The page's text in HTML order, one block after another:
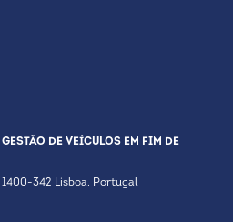
DE VEÍCULOS EM FIM DE
1400-342 Lisboa. Portugal